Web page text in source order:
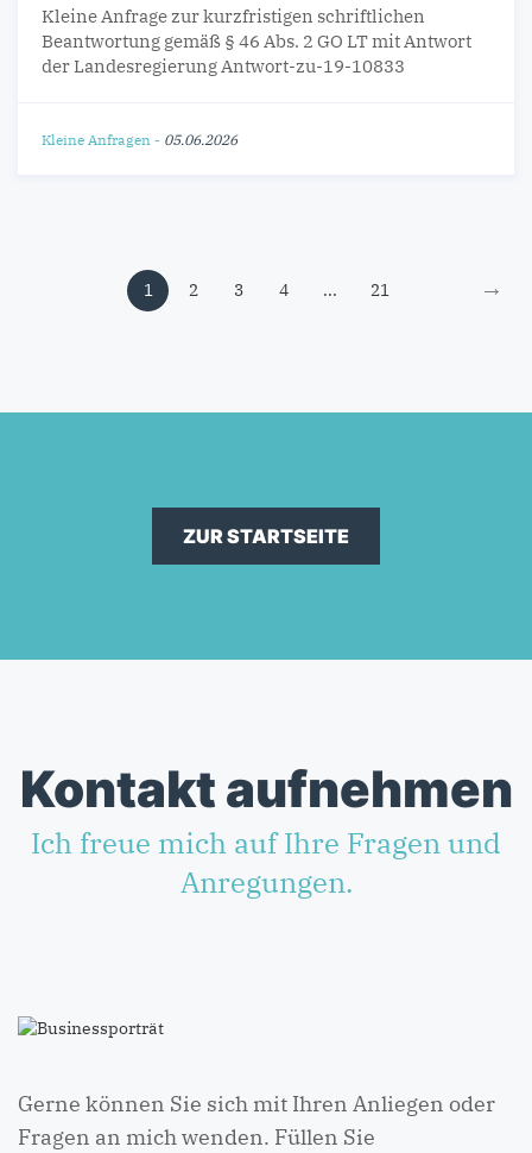
Kleine Anfrage zur kurzfristigen schriftlichen
Beantwortung gemäß § 46 Abs. 2 GO LT mit Antwort
der Landesregierung Antwort-zu-19-10833
Kleine Anfragen - 05.06.2026
1 2 3 4 ... 21 →
ZUR STARTSEITE
Kontakt aufnehmen
Ich freue mich auf Ihre Fragen und
Anregungen.
Gerne können Sie sich mit Ihren Anliegen oder
Fragen an mich wenden. Füllen Sie